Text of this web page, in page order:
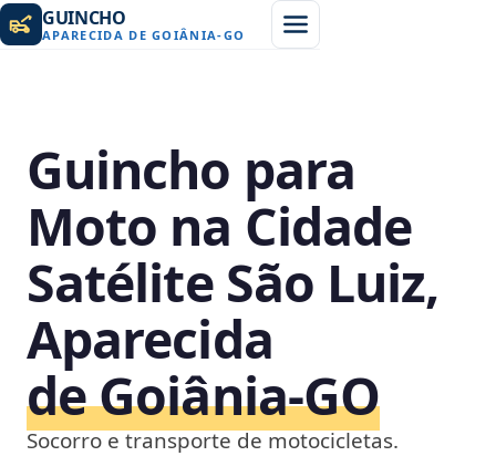
GUINCHO
APARECIDA DE GOIÂNIA-GO
Guincho para
Moto na Cidade
Satélite São Luiz,
Aparecida
de Goiânia‑GO
Socorro e transporte de motocicletas.